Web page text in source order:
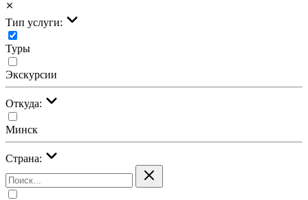
Тип услуги:
Туры
Экскурсии
Откуда:
Минск
Страна: